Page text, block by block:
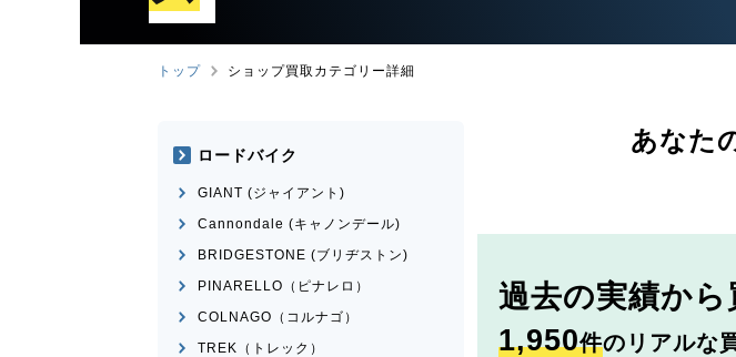
トップ ショップ買取カテゴリー詳細
あなた
過去の実績から
1,950件のリアルな
ロードバイク
GIANT (ジャイアント)
Cannondale (キャノンデール)
BRIDGESTONE (ブリヂストン)
PINARELLO（ピナレロ）
COLNAGO（コルナゴ）
TREK（トレック）